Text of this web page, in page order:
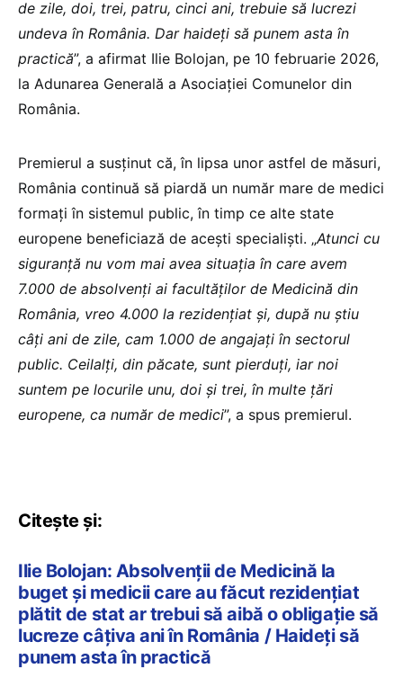
de zile, doi, trei, patru, cinci ani, trebuie să lucrezi
undeva în România. Dar haideți să punem asta în
practică”, a afirmat Ilie Bolojan, pe 10 februarie 2026,
la Adunarea Generală a Asociației Comunelor din
România.
Premierul a susținut că, în lipsa unor astfel de măsuri,
România continuă să piardă un număr mare de medici
formați în sistemul public, în timp ce alte state
europene beneficiază de acești specialiști. „Atunci cu
siguranță nu vom mai avea situația în care avem
7.000 de absolvenți ai facultăților de Medicină din
România, vreo 4.000 la rezidențiat și, după nu știu
câți ani de zile, cam 1.000 de angajați în sectorul
public. Ceilalți, din păcate, sunt pierduți, iar noi
suntem pe locurile unu, doi și trei, în multe țări
europene, ca număr de medici”, a spus premierul.
Citește și:
Ilie Bolojan: Absolvenții de Medicină la
buget și medicii care au făcut rezidențiat
plătit de stat ar trebui să aibă o obligație să
lucreze câțiva ani în România / Haideți să
punem asta în practică